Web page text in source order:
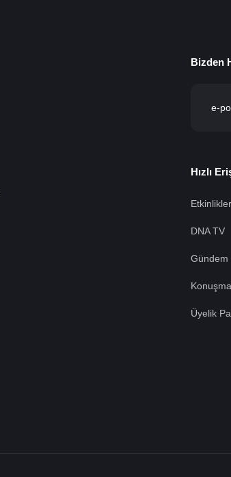
Bizden
Hızlı
Etkinlikler
DNA TV
Gündem
Üyelik